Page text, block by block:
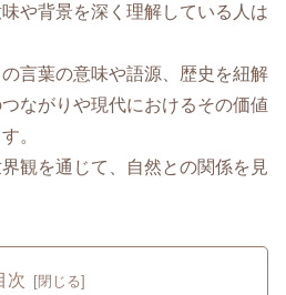
や背景を深く理解している人は
言葉の意味や語源、歴史を紐解
ながりや現代におけるその価値
。
観を通じて、自然との関係を見
次